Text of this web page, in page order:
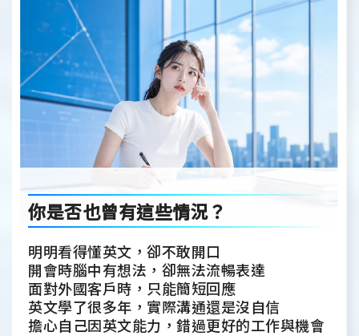
你是否也曾有這些情況？
明明看得懂英文，卻不敢開口
開會時腦中有想法，卻無法流暢表達
面對外國客戶時，只能簡短回應
英文學了很多年，實際溝通還是沒自信
擔心自己因英文能力，錯過更好的工作與機會